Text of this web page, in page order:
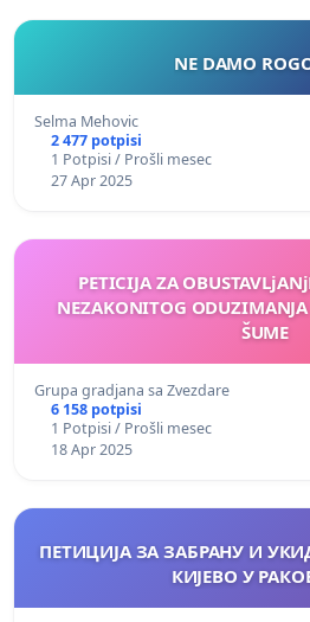
NE DAMO
Selma Mehovic
2 477 potpisi
1 Potpisi / Prošli mesec
27 Apr 2025
PETICIJA ZA
NEZAKONITOG
ŠUME
Grupa gradjana sa Zvezdare
6 158 potpisi
1 Potpisi / Prošli mesec
18 Apr 2025
ПЕТИЦИЈА ЗА ЗАБРАНУ И
КИЈЕВО У